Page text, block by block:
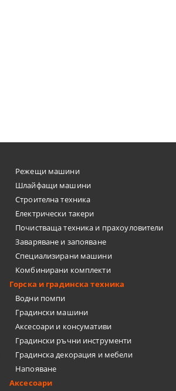
ШАБЛОНИ
АКСЕСОАРИ ЗА ВОДОСТРУЙКИ
БОРКОРОНИ, ФРЕЗИ, ЩАНЦИ, ЗЕНКЕРИ
ТЕЛЕНИ ЧЕТКИ
МЕНГЕМЕТА
ПАТРОННИЦИ
ДРУГИ
Режещи машини
Шлайфащи машини
Строителна техника
Електрически такери
Почистваща техника и прахоуловители
Заваряване и запояване
Специализирани машини
Комбинирани комплекти
Горска и градинска техника
Водни помпи
Градински машини
Аксесоари и консумативи
Градински ръчни инструменти
Градинска декорация и мебели
Напояване
Аксесоари